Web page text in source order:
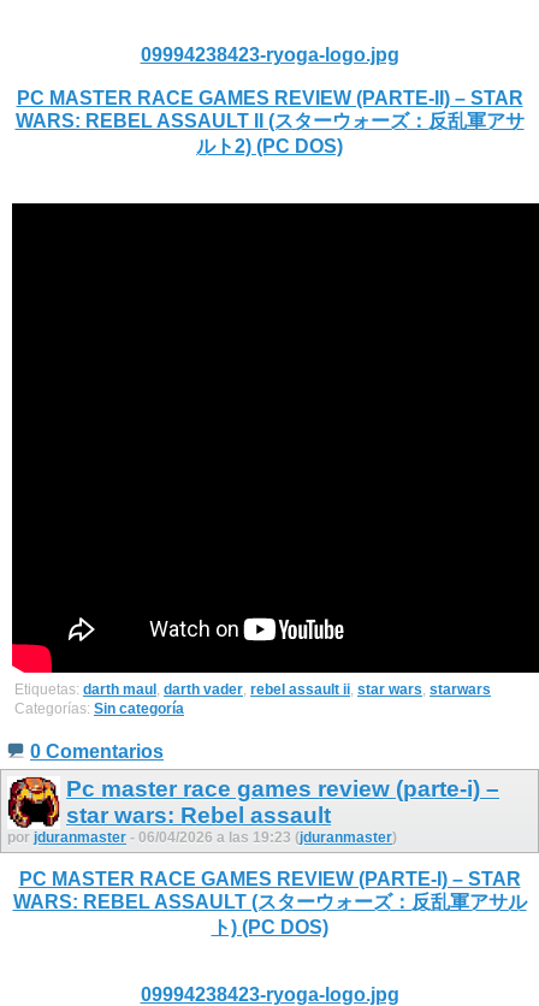
09994238423-ryoga-logo.jpg
PC MASTER RACE GAMES REVIEW (PARTE-II) – STAR
WARS: REBEL ASSAULT II (スターウォーズ：反乱軍アサ
ルト2) (PC DOS)
Etiquetas: darth maul , darth vader, rebel assault ii, star wars, starwars
Categorías: Sin categoría
0 Comentarios
Pc master race games review (parte-i) –
star wars: Rebel assault
por jduranmaster - 06/04/2026 a las 19:23 (jduranmaster)
PC MASTER RACE GAMES REVIEW (PARTE-I) – STAR
WARS: REBEL ASSAULT (スターウォーズ：反乱軍アサル
ト) (PC DOS)
09994238423-ryoga-logo.jpg